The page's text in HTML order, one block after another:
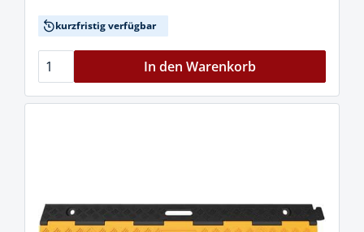
kurzfristig verfügbar
In den Warenkorb